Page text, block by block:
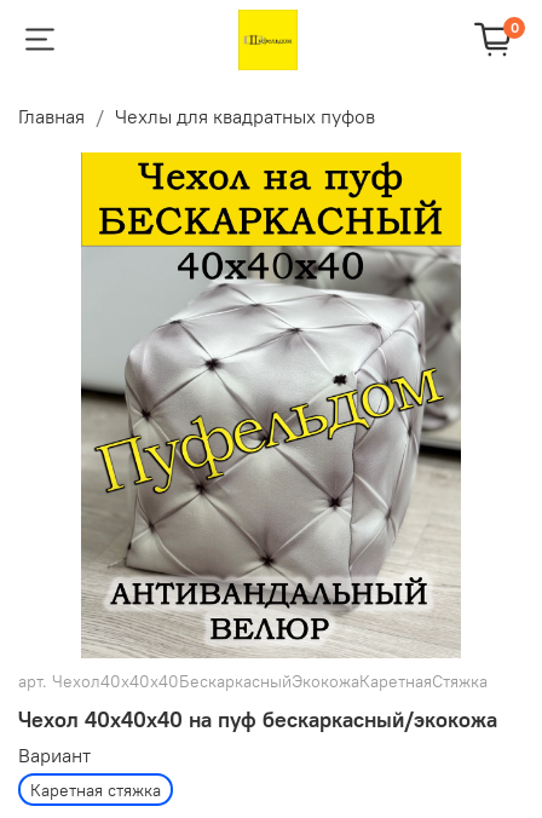
0
Главная Чехлы для квадратных пуфов
арт. Чехол40х40х40БескаркасныйЭкокожаКаретнаяСтяжка
Чехол 40х40х40 на пуф бескаркасный/экокожа
Вариант
Каретная стяжка